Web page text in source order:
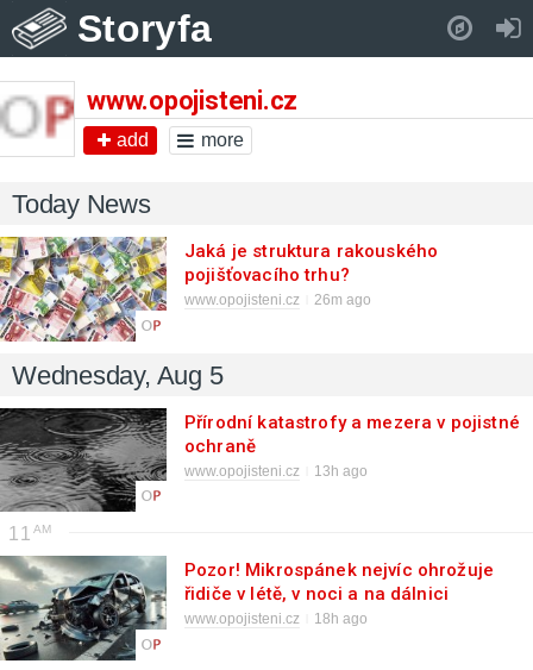
Storyfa
www.opojisteni.cz
add more
Today News
Jaká je struktura rakouského
pojišťovacího trhu?
www.opojisteni.cz 26m ago
Wednesday, Aug 5
Přírodní katastrofy a mezera v pojistné
ochraně
www.opojisteni.cz 13h ago
11
Pozor! Mikrospánek nejvíc ohrožuje
řidiče v létě, v noci a na dálnici
www.opojisteni.cz 18h ago
Pull down to refresh..